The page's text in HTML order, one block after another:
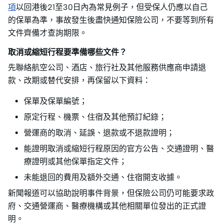
項以回港後21至30日內為常見例子，但受保人仍應以自己
的保單為準，事故發生後盡快通知保險公司，不要等到所有
文件齊備才查詢期限。
取消或縮短行程要準備哪些文件？
先聯絡航空公司、酒店、旅行社及其他服務供應商申請退
款、改期或替代安排，再保留以下資料：
保單及保單編號；
原定行程、機票、住宿及其他預訂紀錄；
營運商的取消、延誤、退款或不退款證明；
能證明取消或縮短行程原因的官方公告、交通證明、醫
療證明或其他保單指定文件；
未能退回的費用及額外交通、住宿開支收據。
新聞報道可以協助說明事件背景，但保險公司仍可能要求政
府、交通營運商、醫療機構或其他相關單位發出的正式證
明。